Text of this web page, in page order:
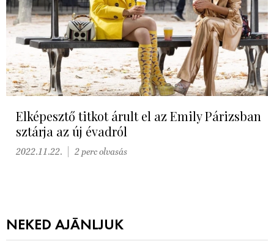
Elképesztő titkot árult el az Emily Párizsban
sztárja az új évadról
2022.11.22. 2 perc olvasás
NEKED AJÁNLJUK